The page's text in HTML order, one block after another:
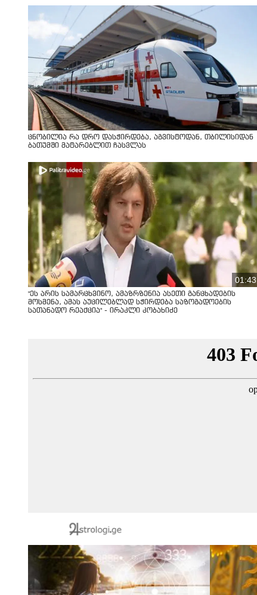
ცნობილია რა დრო დასჭირდება, აგვისტოდან, თბილისიდან
ბათუმში მატარებლით ჩასვლას
01:43
"ეს არის სამარცხვინო, ამაზრზენია ასეთი განცხადების
მოსმენა, ამას აუცილებლად სჭირდება საზოგადოების
სათანადო რეაქცია" - ირაკლი კობახიძე